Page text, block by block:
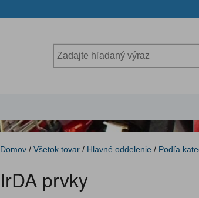
Domov / Všetok tovar / Hlavné oddelenie / Podľa
IrDA prvky